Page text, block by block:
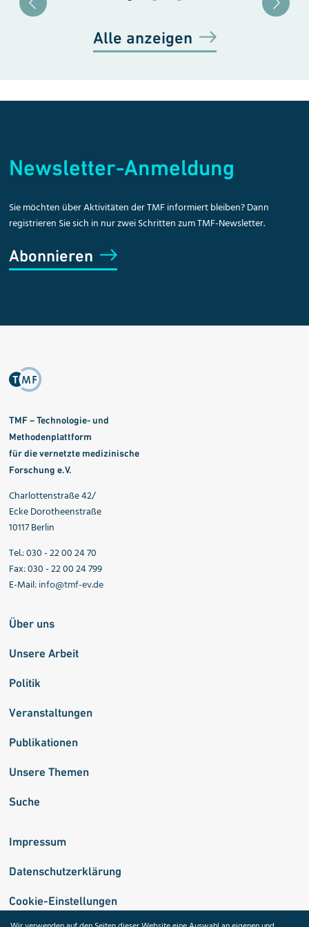
Alle anzeigen
Newsletter-Anmeldung
Sie möchten über Aktivitäten der TMF informiert bleiben? Dann
registrieren Sie sich in nur zwei Schritten zum TMF-Newsletter.
Abonnieren
TMF – Technologie- und
Methodenplattform
für die vernetzte medizinische
Forschung e.V.
Charlottenstraße 42/
Ecke Dorotheenstraße
10117 Berlin
Tel.: 030 - 22 00 24 70
Fax: 030 - 22 00 24 799
E-Mail:info@tmf-ev.de
Über uns
Unsere Arbeit
Politik
Veranstaltungen
Publikationen
Unsere Themen
Suche
Impressum
Datenschutzerklärung
Cookie-Einstellungen